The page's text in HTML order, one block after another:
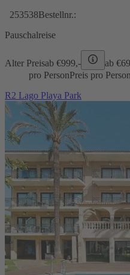
253538Bestellnr.:
Pauschalreise
Alter Preisab €999,- ab €
pro PersonPreis pro Person
R2 Lago Playa Park